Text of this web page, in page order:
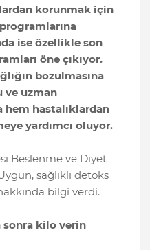
korunmak için
ise özellikle son
öne çıkıyor.
bozulmasına
ve uzman
hem hastalıklardan
yardımcı oluyor.
Beslenme ve Diyet
sağlıklı detoks
bilgi verdi.
sonra kilo verin